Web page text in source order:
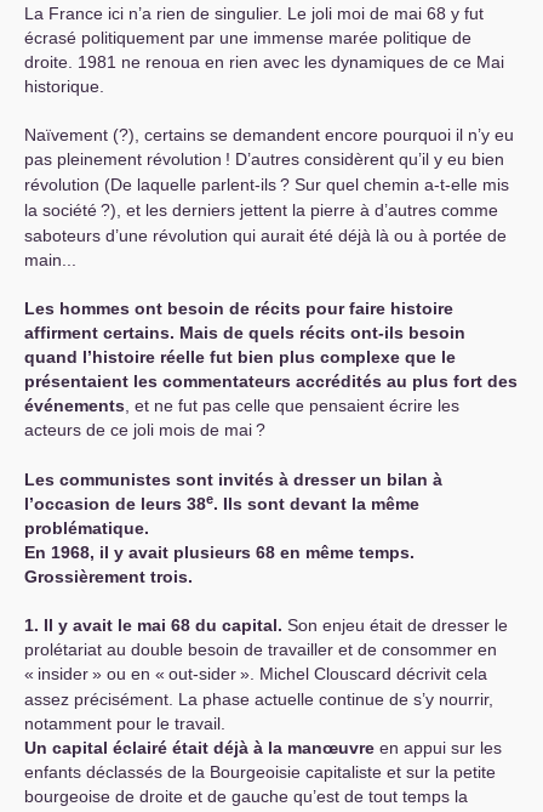
La France ici n’a rien de singulier. Le joli moi de mai 68 y fut
écrasé politiquement par une immense marée politique de
droite. 1981 ne renoua en rien avec les dynamiques de ce Mai
historique.
Naïvement (?), certains se demandent encore pourquoi il n’y eu
pas pleinement révolution ! D’autres considèrent qu’il y eu bien
révolution (De laquelle parlent-ils? Sur quel chemin a-t-elle mis
la société?), et les derniers jettent la pierre à d’autres comme
saboteurs d’une révolution qui aurait été déjà là ou à portée de
main...
Les hommes ont besoin de récits pour faire histoire
affirment certains. Mais de quels récits ont-ils besoin
quand l’histoire réelle fut bien plus complexe que le
présentaient les commentateurs accrédités au plus fort des
événements , et ne fut pas celle que pensaient écrire les
acteurs de ce joli mois de mai?
Les communistes sont invités à dresser un bilan à
l’occasion de leurs 38e. Ils sont devant la même
problématique.
En 1968, il y avait plusieurs 68 en même temps.
Grossièrement trois.
1. Il y avait le mai 68 du capital. Son enjeu était de dresser le
prolétariat au double besoin de travailler et de consommer en
« insider» ou en « out-sider». Michel Clouscard décrivit cela
assez précisément. La phase actuelle continue de s’y nourrir,
notamment pour le travail.
Un capital éclairé était déjà à la manœuvre en appui sur les
enfants déclassés de la Bourgeoisie capitaliste et sur la petite
bourgeoise de droite et de gauche qu’est de tout temps la